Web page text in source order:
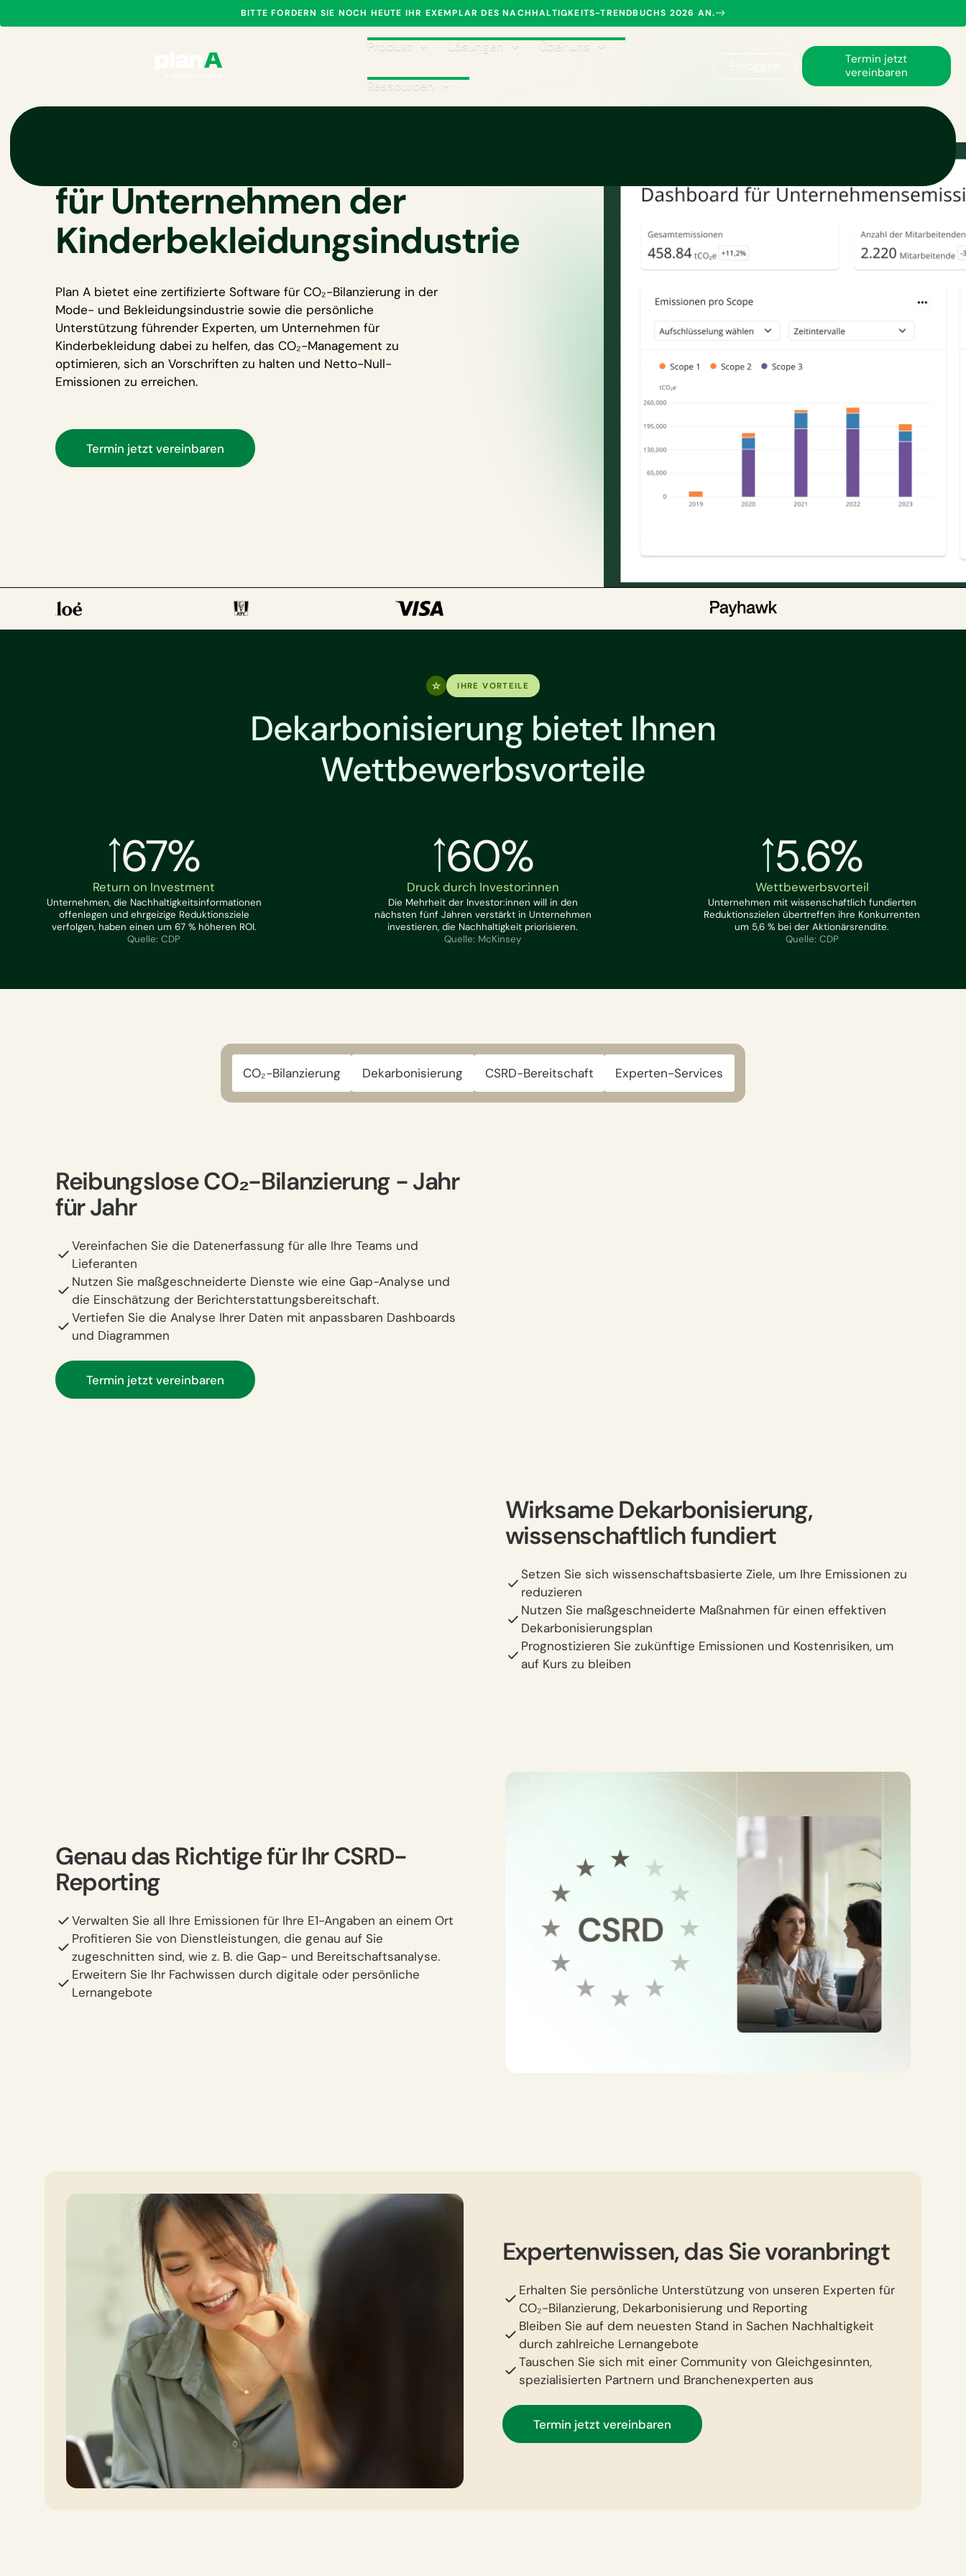
BITTE FORDERN SIE NOCH HEUTE IHR EXEMPLAR DES NACHHALTIGKEITS-TRENDBUCHS 2026 AN.
Produkt Lösungen Über uns
Ressourcen
Termin jetzt
vereinbaren
für Unternehmen der
Kinderbekleidungsindustrie
Plan A bietet eine zertifizierte Software für CO₂-Bilanzierung in der
Mode- und Bekleidungsindustrie sowie die persönliche
Unterstützung führender Experten, um Unternehmen für
Kinderbekleidung dabei zu helfen, das CO₂-Management zu
optimieren, sich an Vorschriften zu halten und Netto-Null-
Emissionen zu erreichen.
Termin jetzt vereinbaren
IHRE VORTEILE
Dekarbonisierung bietet Ihnen
Wettbewerbsvorteile
67%
Return on Investment
Unternehmen, die Nachhaltigkeitsinformationen
offenlegen und ehrgeizige Reduktionsziele
verfolgen, haben einen um 67 % höheren ROI.
Quelle: CDP
60%
Druck durch Investor:innen
Die Mehrheit der Investor:innen will in den
nächsten fünf Jahren verstärkt in Unternehmen
investieren, die Nachhaltigkeit priorisieren.
Quelle: McKinsey
5.6%
Wettbewerbsvorteil
Unternehmen mit wissenschaftlich fundierten
Reduktionszielen übertreffen ihre Konkurrenten
um 5,6 % bei der Aktionärsrendite.
Quelle: CDP
CO₂-Bilanzierung Dekarbonisierung CSRD-Bereitschaft Experten-Services
Reibungslose CO₂-Bilanzierung − Jahr
für Jahr
Vereinfachen Sie die Datenerfassung für alle Ihre Teams und
Lieferanten
Nutzen Sie maßgeschneiderte Dienste wie eine Gap-Analyse und
die Einschätzung der Berichterstattungsbereitschaft.
Vertiefen Sie die Analyse Ihrer Daten mit anpassbaren Dashboards
und Diagrammen
Termin jetzt vereinbaren
Wirksame Dekarbonisierung,
wissenschaftlich fundiert
Setzen Sie sich wissenschaftsbasierte Ziele, um Ihre Emissionen zu
reduzieren
Nutzen Sie maßgeschneiderte Maßnahmen für einen effektiven
Dekarbonisierungsplan
Prognostizieren Sie zukünftige Emissionen und Kostenrisiken, um
auf Kurs zu bleiben
Genau das Richtige für Ihr CSRD-
Reporting
Verwalten Sie all Ihre Emissionen für Ihre E1-Angaben an einem Ort
Profitieren Sie von Dienstleistungen, die genau auf Sie
zugeschnitten sind, wie z. B. die Gap- und Bereitschaftsanalyse.
Erweitern Sie Ihr Fachwissen durch digitale oder persönliche
Lernangebote
Expertenwissen, das Sie voranbringt
Erhalten Sie persönliche Unterstützung von unseren Experten für
CO₂-Bilanzierung, Dekarbonisierung und Reporting
Bleiben Sie auf dem neuesten Stand in Sachen Nachhaltigkeit
durch zahlreiche Lernangebote
Tauschen Sie sich mit einer Community von Gleichgesinnten,
spezialisierten Partnern und Branchenexperten aus
Termin jetzt vereinbaren